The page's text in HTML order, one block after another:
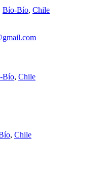
Bío-Bío, Chile
Bío, Chile
, Chile